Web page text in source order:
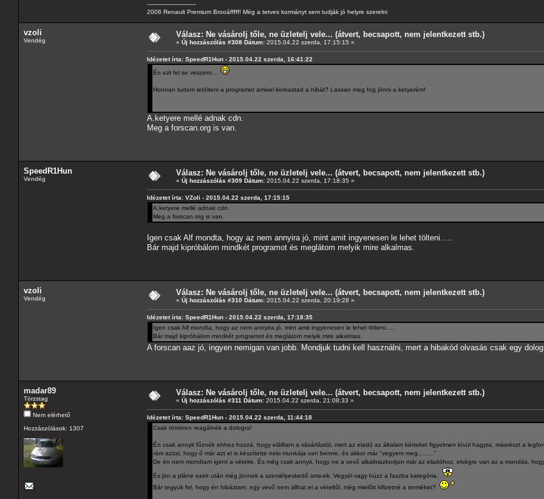
---------------------------
2006 Renault Premium Brooáfffff! Még a tetves kormányt sem tudják jó helyre szerelni
vzoli
Vendég
Válasz: Ne vásárolj tőle, ne üzletelj vele... (átvert, becsapott, nem jelentkezett stb.)
« Új hozzászólás #308 Dátum: 2015.04.22 szerda, 17:15:15 »
Idézetet írta: SpeedR1Hun - 2015.04.22 szerda, 16:41:22
Én ezt fel se veszem....
Honnan tudom letölteni a programot amivel kiolvastad a hibát? Lassan meg fog jönni a ketyerém!
A.ketyere mellé adnak cdn.
Meg a forscan.org is van.
SpeedR1Hun
Vendég
Válasz: Ne vásárolj tőle, ne üzletelj vele... (átvert, becsapott, nem jelentkezett stb.)
« Új hozzászólás #309 Dátum: 2015.04.22 szerda, 17:18:35 »
Idézetet írta: VZoli - 2015.04.22 szerda, 17:15:15
A.ketyere mellé adnak cdn.
Meg a forscan.org is van.
Igen csak Alf mondta, hogy az nem annyira jó, mint amit ingyenesen le lehet tölteni.....
Bár majd kipróbálom mindkét programot és meglátom melyik mire alkalmas.
vzoli
Vendég
Válasz: Ne vásárolj tőle, ne üzletelj vele... (átvert, becsapott, nem jelentkezett stb.)
« Új hozzászólás #310 Dátum: 2015.04.22 szerda, 20:19:28 »
Idézetet írta: SpeedR1Hun - 2015.04.22 szerda, 17:18:35
Igen csak Alf mondta, hogy az nem annyira jó, mint amit ingyenesen le lehet tölteni.....
Bár majd kipróbálom mindkét programot és meglátom melyik mire alkalmas.
A forscan aaz jó, ingyen nemigan van jobb. Mondjuk tudni kell használni, mert a hibakód olvasás csak egy dolog.
madar89
Törzstag
Nem elérhető
Hozzászólások: 1307
Válasz: Ne vásárolj tőle, ne üzletelj vele... (átvert, becsapott, nem jelentkezett stb.)
« Új hozzászólás #311 Dátum: 2015.04.22 szerda, 21:08:33 »
Idézetet írta: SpeedR1Hun - 2015.04.22 szerda, 11:44:18
Csak tömören reagálnék a dologra!
Én csak annyit fűznék ehhez hozzá, hogy elálltam a vásárlástól, mert az eladó az általam kérteket figyelmen kívül hagyta, másrészt a
rám azzal, hogy ő már azt el is készítette neki munkája van benne, és akkor már "vegyem meg........."
De én nem mondtam igent a vételre. És még csak annyit, hogy ne a vevő alkalmazkodjon már az eladóhoz, elvégre van az a mondás,
És jön a pláne ezek után még jönnek a személyeskedő sms-ek. Vegyél vagy húzz a faszba kategória.
Bár tegyük fel, hogy én hibáztam, egy vevő nem állhat el a vételtől, még mielőtt kifizetné a terméket?